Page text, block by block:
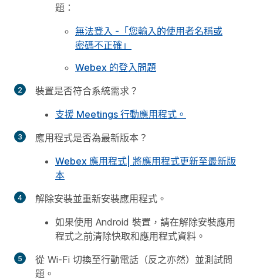
題：
無法登入 -「您輸入的使用者名稱或
密碼不正確」
Webex 的登入問題
裝置是否符合系統需求？
支援 Meetings 行動應用程式。
應用程式是否為最新版本？
Webex 應用程式| 將應用程式更新至最新版
本
解除安裝並重新安裝應用程式。
如果使用 Android 裝置，請在解除安裝應用
程式之前清除快取和應用程式資料。
從 Wi-Fi 切換至行動電話（反之亦然）並測試問
題。